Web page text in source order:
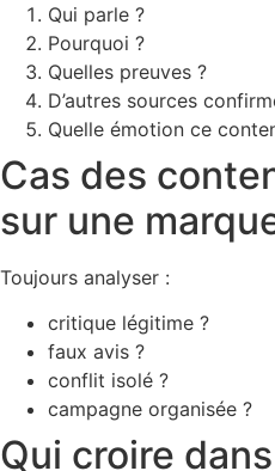
Qui parle ?
Pourquoi ?
Quelles preuves ?
D’autres sources
Quelle émotion ce
Cas des
sur une
Toujours analyser :
critique légitime ?
faux avis ?
conflit isolé ?
campagne organisée ?
Qui croire